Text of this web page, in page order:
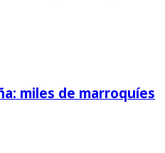
miles de marroquíes